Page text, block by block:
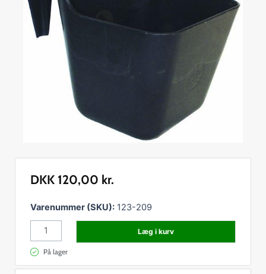
DKK 120,00 kr.
Varenummer (SKU):123-209
Transportkrybbe
sort
113-
13
L
Læg i kurv
På lager